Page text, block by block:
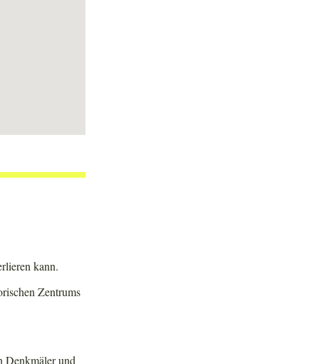
kann.
Zentrums
Denkmäler und